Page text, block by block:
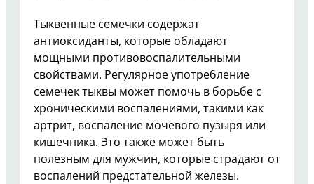
Тыквенные семечки содержат
антиоксиданты, которые обладают
мощными противовоспалительными
свойствами. Регулярное употребление
семечек тыквы может помочь в борьбе с
хроническими воспалениями, такими как
артрит, воспаление мочевого пузыря или
кишечника. Это также может быть
полезным для мужчин, которые страдают от
воспалений предстательной железы.